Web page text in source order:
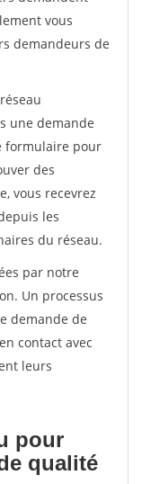
vous
demandeurs de
une demande
formulaire pour
des
vous recevrez
les
du réseau.
par notre
Un processus
demande de
contact avec
leurs
pour
qualité